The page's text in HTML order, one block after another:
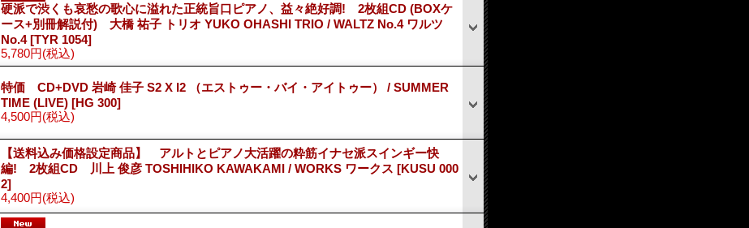
硬派で渋くも哀愁の歌心に溢れた正統旨口ピアノ、益々絶好調! 2枚組CD (BOXケ
ース+別冊解説付) 大橋 祐子 トリオ YUKO OHASHI TRIO / WALTZ No.4 ワルツ
No.4[TYR 1054]
5,780円(税込)
特価 CD+DVD 岩崎 佳子 S2 X I2 （エストゥー・バイ・アイトゥー） / SUMMER
TIME (LIVE) [HG 300]
4,500円(税込)
【送料込み価格設定商品】 アルトとピアノ大活躍の粋筋イナセ派スインギー快
編! 2枚組CD 川上 俊彦 TOSHIHIKO KAWAKAMI / WORKS ワークス [KUSU 000
2]
4,400円(税込)